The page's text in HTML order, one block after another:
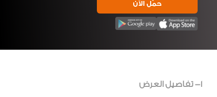
حمّل الآن
1- تفاصيل العرض